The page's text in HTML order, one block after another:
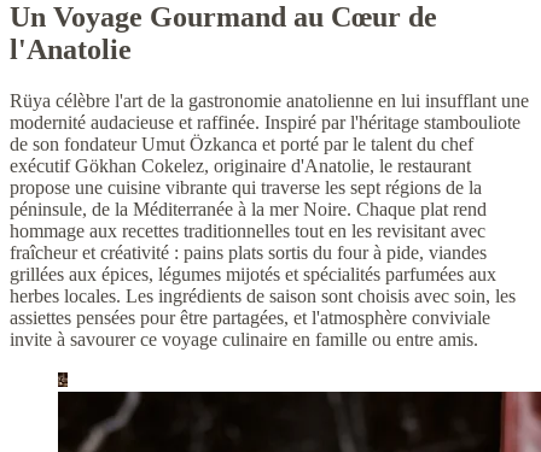
Un Voyage Gourmand au Cœur de
l'Anatolie
Rüya célèbre l'art de la gastronomie anatolienne en lui insufflant une
modernité audacieuse et raffinée. Inspiré par l'héritage stambouliote
de son fondateur Umut Özkanca et porté par le talent du chef
exécutif Gökhan Cokelez, originaire d'Anatolie, le restaurant
propose une cuisine vibrante qui traverse les sept régions de la
péninsule, de la Méditerranée à la mer Noire. Chaque plat rend
hommage aux recettes traditionnelles tout en les revisitant avec
fraîcheur et créativité : pains plats sortis du four à pide, viandes
grillées aux épices, légumes mijotés et spécialités parfumées aux
herbes locales. Les ingrédients de saison sont choisis avec soin, les
assiettes pensées pour être partagées, et l'atmosphère conviviale
invite à savourer ce voyage culinaire en famille ou entre amis.